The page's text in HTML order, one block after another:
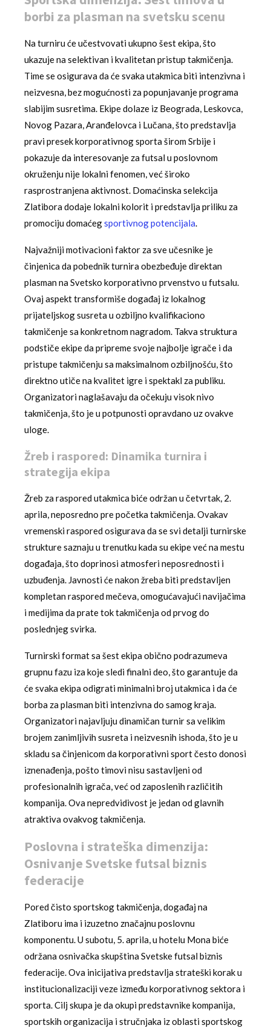
borbi za plasman na svetsku scenu
Na turniru će učestvovati ukupno šest ekipa, što
ukazuje na selektivan i kvalitetan pristup takmičenja.
Time se osigurava da će svaka utakmica biti intenzivna i
neizvesna, bez mogućnosti za popunjavanje programa
slabijim susretima. Ekipe dolaze iz Beograda, Leskovca,
Novog Pazara, Aranđelovca i Lučana, što predstavlja
pravi presek korporativnog sporta širom Srbije i
pokazuje da interesovanje za futsal u poslovnom
okruženju nije lokalni fenomen, već široko
rasprostranjena aktivnost. Domaćinska selekcija
Zlatibora dodaje lokalni kolorit i predstavlja priliku za
promociju domaćegsportivnog potencijala.
Najvažniji motivacioni faktor za sve učesnike je
činjenica da pobednik turnira obezbeđuje direktan
plasman na Svetsko korporativno prvenstvo u futsalu.
Ovaj aspekt transformiše događaj iz lokalnog
prijateljskog susreta u ozbiljno kvalifikaciono
takmičenje sa konkretnom nagradom. Takva struktura
podstiče ekipe da pripreme svoje najbolje igrače i da
pristupe takmičenju sa maksimalnom ozbiljnošću, što
direktno utiče na kvalitet igre i spektakl za publiku.
Organizatori naglašavaju da očekuju visok nivo
takmičenja, što je u potpunosti opravdano uz ovakve
uloge.
Žreb i raspored: Dinamika turnira i
strategija ekipa
Žreb za raspored utakmica biće održan u četvrtak, 2.
aprila, neposredno pre početka takmičenja. Ovakav
vremenski raspored osigurava da se svi detalji turnirske
strukture saznaju u trenutku kada su ekipe već na mestu
događaja, što doprinosi atmosferi neposrednosti i
uzbuđenja. Javnosti će nakon žreba biti predstavljen
kompletan raspored mečeva, omogućavajući navijačima
i medijima da prate tok takmičenja od prvog do
poslednjeg svirka.
Turnirski format sa šest ekipa obično podrazumeva
grupnu fazu iza koje sledi finalni deo, što garantuje da
će svaka ekipa odigrati minimalni broj utakmica i da će
borba za plasman biti intenzivna do samog kraja.
Organizatori najavljuju dinamičan turnir sa velikim
brojem zanimljivih susreta i neizvesnih ishoda, što je u
skladu sa činjenicom da korporativni sport često donosi
iznenađenja, pošto timovi nisu sastavljeni od
profesionalnih igrača, već od zaposlenih različitih
kompanija. Ova nepredvidivost je jedan od glavnih
atraktiva ovakvog takmičenja.
Poslovna i strateška dimenzija:
Osnivanje Svetske futsal biznis
federacije
Pored čisto sportskog takmičenja, događaj na
Zlatiboru ima i izuzetno značajnu poslovnu
komponentu. U subotu, 5. aprila, u hotelu Mona biće
održana osnivačka skupština Svetske futsal biznis
federacije. Ova inicijativa predstavlja strateški korak u
institucionalizaciji veze između korporativnog sektora i
sporta. Cilj skupa je da okupi predstavnike kompanija,
sportskih organizacija i stručnjaka iz oblasti sportskog